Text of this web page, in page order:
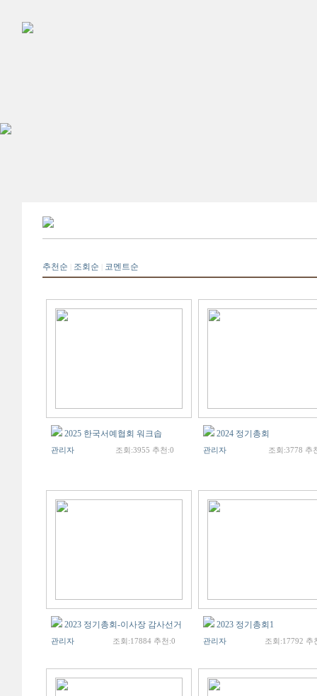
추천순 조회순 코멘트순
2025 한국서예협회 워크솝
관리자 조회:3955 추천:0
2024 정기총회
관리자 조회:3778 추
2023 정기총회-이사장 감사선거
관리자 조회:17884 추천:0
2023 정기총회1
관리자 조회:17792 추